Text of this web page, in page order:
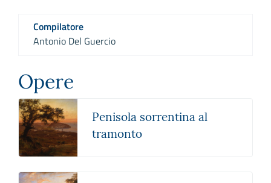
Compilatore
Antonio Del Guercio
Opere
Penisola sorrentina al
tramonto